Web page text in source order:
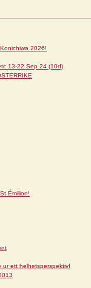
2026!
13-22 Sep 24 (10d)
Émilion!
ur ett helhetsperspektiv!